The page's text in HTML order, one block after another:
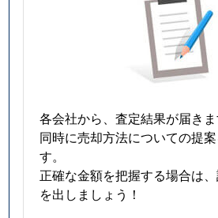
各会社から、査定結果が届きま
同時に売却方法についての提
す。
正確な金額を把握する場合は
を出しましょう！